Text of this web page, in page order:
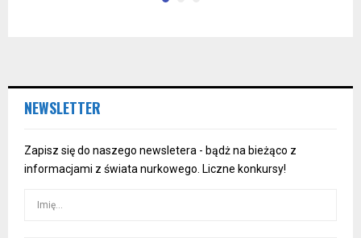
NEWSLETTER
Zapisz się do naszego newsletera - bądż na bieżąco z
informacjami z świata nurkowego. Liczne konkursy!